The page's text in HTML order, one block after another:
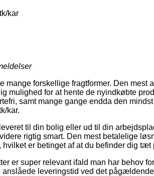
kar
mange forskellige fragtformer. Den mest
mulighed for at hente de nyindkøbte
samt mange gange endda den
kar.
til din bolig eller ud til din
rigtig smart. Den mest betalelige
er betinget af at du befinder dig tæt
er super relevant ifald man har behov
leveringstid ved det